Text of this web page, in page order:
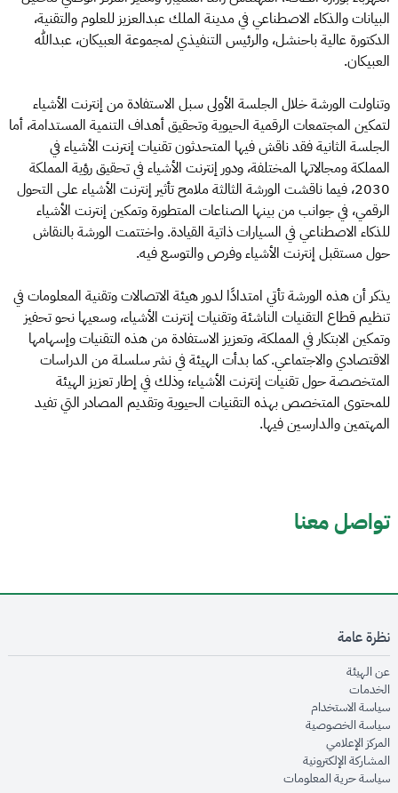
البيانات والذكاء الاصطناعي في مدينة الملك عبدالعزيز للعلوم والتقنية،
الدكتورة عالية باحنشل، والرئيس التنفيذي لمجموعة العبيكان، عبدالله
العبيكان.
وتناولت الورشة خلال الجلسة الأولى سبل الاستفادة من إنترنت الأشياء
لتمكين المجتمعات الرقمية الحيوية وتحقيق أهداف التنمية المستدامة، أما
الجلسة الثانية فقد ناقش فيها المتحدثون تقنيات إنترنت الأشياء في
المملكة ومجالاتها المختلفة، ودور إنترنت الأشياء في تحقيق رؤية المملكة
2030، فيما ناقشت الورشة الثالثة ملامح تأثير إنترنت الأشياء على التحول
الرقمي، في جوانب من بينها الصناعات المتطورة وتمكين إنترنت الأشياء
للذكاء الاصطناعي في السيارات ذاتية القيادة. واختتمت الورشة بالنقاش
حول مستقبل إنترنت الأشياء وفرص والتوسع فيه.
يذكر أن هذه الورشة تأتي امتدادًا لدور هيئة الاتصالات وتقنية المعلومات في
تنظيم قطاع التقنيات الناشئة وتقنيات إنترنت الأشياء، وسعيها نحو تحفيز
وتمكين الابتكار في المملكة، وتعزيز الاستفادة من هذه التقنيات وإسهامها
الاقتصادي والاجتماعي. كما بدأت الهيئة في نشر سلسلة من الدراسات
المتخصصة حول تقنيات إنترنت الأشياء؛ وذلك في إطار تعزيز الهيئة
للمحتوى المتخصص بهذه التقنيات الحيوية وتقديم المصادر التي تفيد
المهتمين والدارسين فيها.
تواصل معنا
نظرة عامة
عن الهيئةopens in new window
الخدماتopens in new window
سياسة الاستخدام
سياسة الخصوصيةopens in new window
المركز الإعلاميopens in new window
المشاركة الإلكترونيةopens in new window
سياسة حرية المعلوماتopens in new window